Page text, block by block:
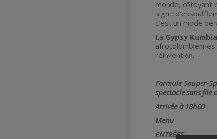
monde, côtoyant
signe
c’est un mode de
La Gypsy
réinvention.
------------
Formule Souper-
spectacle sans file
Arrivée à 18h00
Menu
ENTRÉES